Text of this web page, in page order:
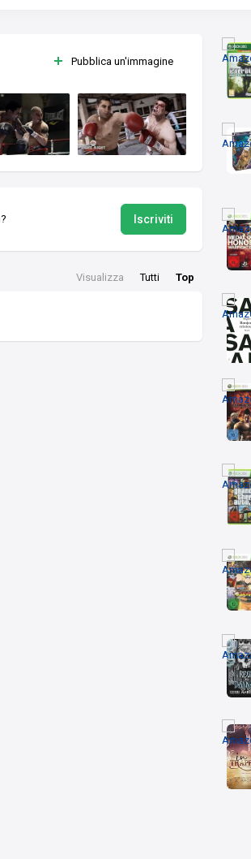
Pubblica un'immagine
Iscriviti
Visualizza Tutti Top